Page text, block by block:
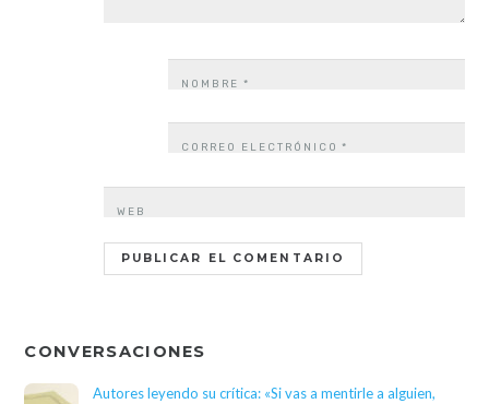
NOMBRE*
CORREO ELECTRÓNICO*
WEB
CONVERSACIONES
Autores leyendo su crítica: «Si vas a mentirle a alguien,